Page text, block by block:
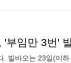
빌바오는 23일(이